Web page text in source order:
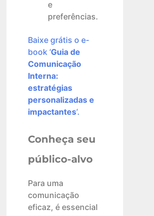
e
preferências.
Baixe grátis o e-
book ‘Guia de
Comunicação
Interna:
estratégias
personalizadas e
impactantes‘.
Conheça seu
público-alvo
Para uma
comunicação
eficaz, é essencial